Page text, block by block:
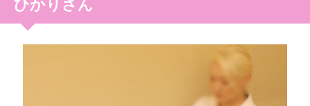
ひかりさん